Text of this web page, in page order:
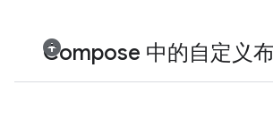
Compose 中的自定义